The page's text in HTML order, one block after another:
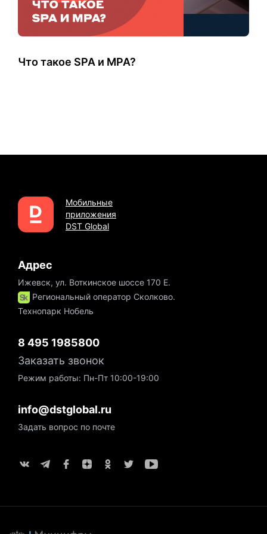
Что такое SPA и MPA?
Мобильные
приложения
DST Global
Адрес
Ижевск, ул. Воткинское шоссе 170 Е.
Региональный оператор Сколково.
Технопарк Нобель
8 495 1985800
Заказать звонок
Режим работы: Пн-Пт 10:00-19:00
info@dstglobal.ru
Задать вопрос по почте